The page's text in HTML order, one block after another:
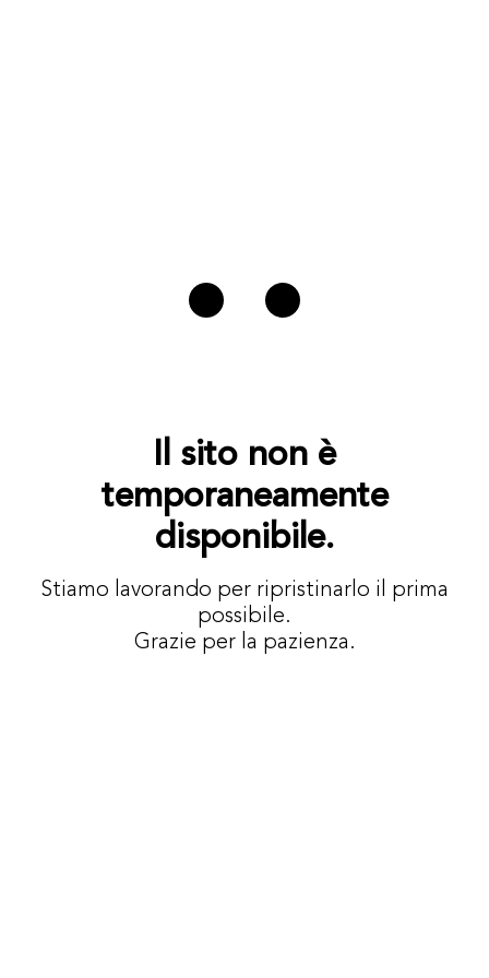
Il sito non è
temporaneamente
disponibile.
Stiamo lavorando per ripristinarlo il prima
possibile.
Grazie per la pazienza.